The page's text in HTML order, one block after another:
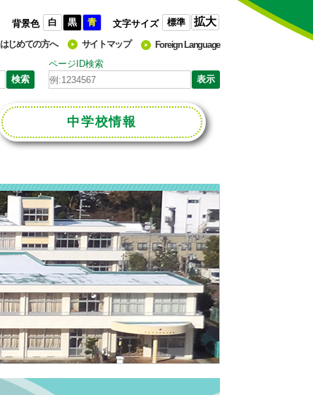
背景色 白 黒 青 文字サイズ 標準 拡大
はじめての方へ サイトマップ
Foreign Language
ページID検索
中学校情報